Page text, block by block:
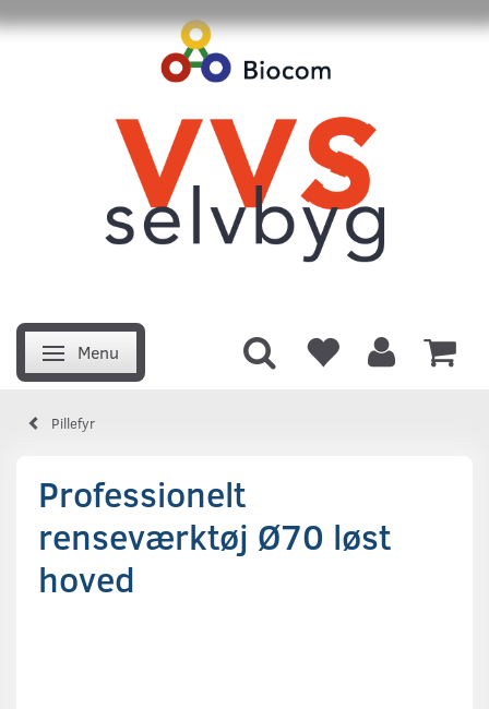
Skifte navigation
Menu
Pillefyr
Professionelt
renseværktøj Ø70 løst
hoved